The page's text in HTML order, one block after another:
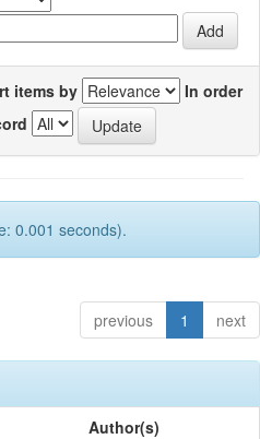
items by
In order
0.001 seconds).
previous 1 next
Author(s)